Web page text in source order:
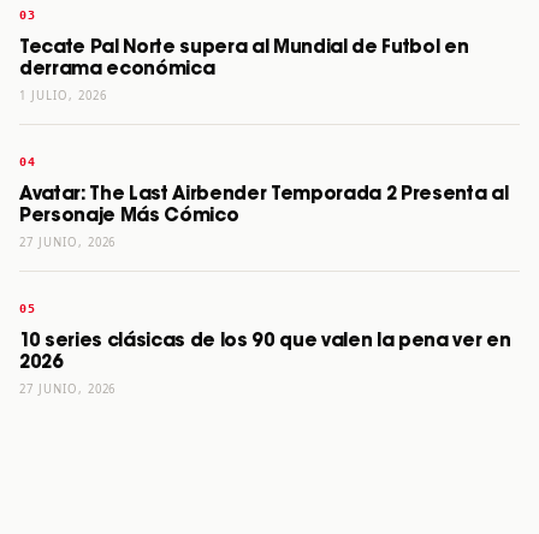
Tecate Pal Norte supera al Mundial de Futbol en
derrama económica
1 JULIO, 2026
Avatar: The Last Airbender Temporada 2 Presenta al
Personaje Más Cómico
27 JUNIO, 2026
10 series clásicas de los 90 que valen la pena ver en
2026
27 JUNIO, 2026